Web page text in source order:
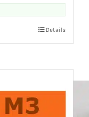
Details